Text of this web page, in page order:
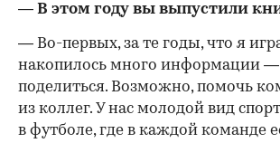
— В этом году вы выпустили
— Во-первых, за те годы, что я
накопилось много информации —
поделиться. Возможно, помочь
из коллег. У нас молодой вид
в футболе, где в каждой команде